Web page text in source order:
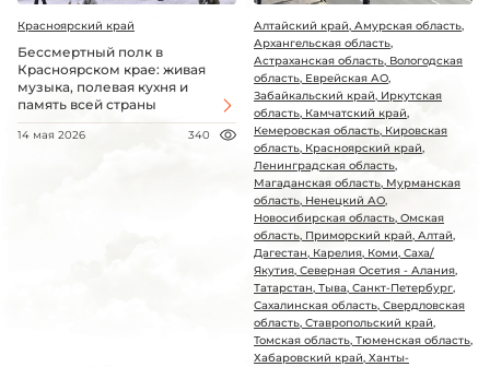
Красноярский край
Бессмертный полк в
Красноярском крае: живая
музыка, полевая кухня и
память всей страны
14 мая 2026 340
Алтайский край, Амурская область,
Архангельская область,
Астраханская область, Вологодская
область, Еврейская АО,
Забайкальский край, Иркутская
область, Камчатский край,
Кемеровская область, Кировская
область, Красноярский край,
Ленинградская область,
Магаданская область, Мурманская
область, Ненецкий АО,
Новосибирская область, Омская
область, Приморский край, Алтай,
Дагестан, Карелия, Коми, Саха/
Якутия, Северная Осетия - Алания,
Татарстан, Тыва, Санкт-Петербург,
Сахалинская область, Свердловская
область, Ставропольский край,
Томская область, Тюменская область,
Хабаровский край, Ханты-